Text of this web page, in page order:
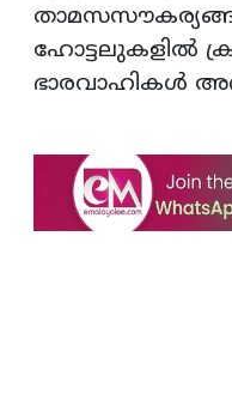
ഹോട്ടലുകളില്‍
ഭാരവാഹികള്‍